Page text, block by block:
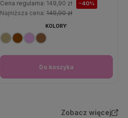
Cena regularna: 149,90 zł -40%
Najniższa cena: 149,90 zł
Do koszyka
KOLORY:
Zobacz więcej